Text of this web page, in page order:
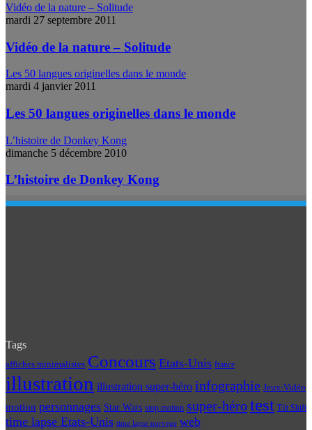
Vidéo de la nature – Solitude
mardi 27 septembre 2011
Vidéo de la nature – Solitude
Les 50 langues originelles dans le monde
mardi 4 janvier 2011
Les 50 langues originelles dans le monde
L’histoire de Donkey Kong
dimanche 5 décembre 2010
L’histoire de Donkey Kong
Tags
affiches minimalistes Concours Etats-Unis france
illustration illustration super-héro infographie Jeux-Vidéo
motion personnages Star Wars stop motion super-hérotest Tilt Shift
time lapse Etats-Unis time lapse norvege web